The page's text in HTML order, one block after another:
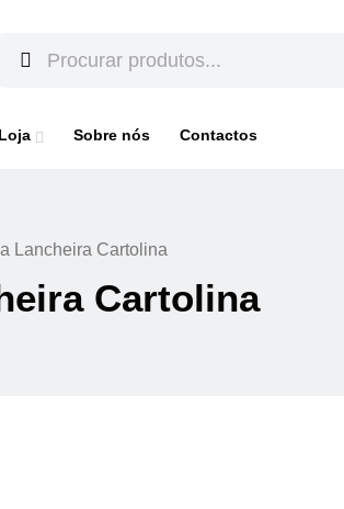
Loja Sobre nós Contactos
Lancheira Cartolina
Cartolina